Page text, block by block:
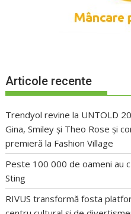
Articole recente
Trendyol revine la UNTOLD
Gina, Smiley și Theo Rose și
premieră la Fashion Village
Peste 100 000 de oameni au
Sting
RIVUS transformă fosta